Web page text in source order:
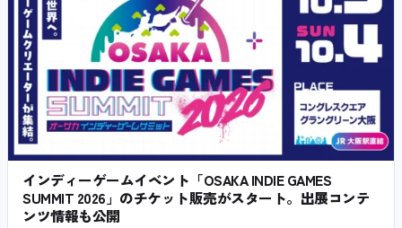
インディーゲームイベント「OSAKA INDIE GAMES
SUMMIT 2026」のチケット販売がスタート。出展コンテ
ンツ情報も公開